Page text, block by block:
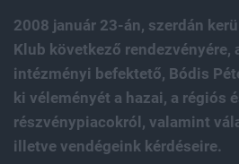
2008 január 23-án, szerdán
Klub következő rendezvényére,
intézményi befektető, Bódis
ki véleményét a hazai, a régiós
részvénypiacokról, valamint
illetve vendégeink kérdéseire.